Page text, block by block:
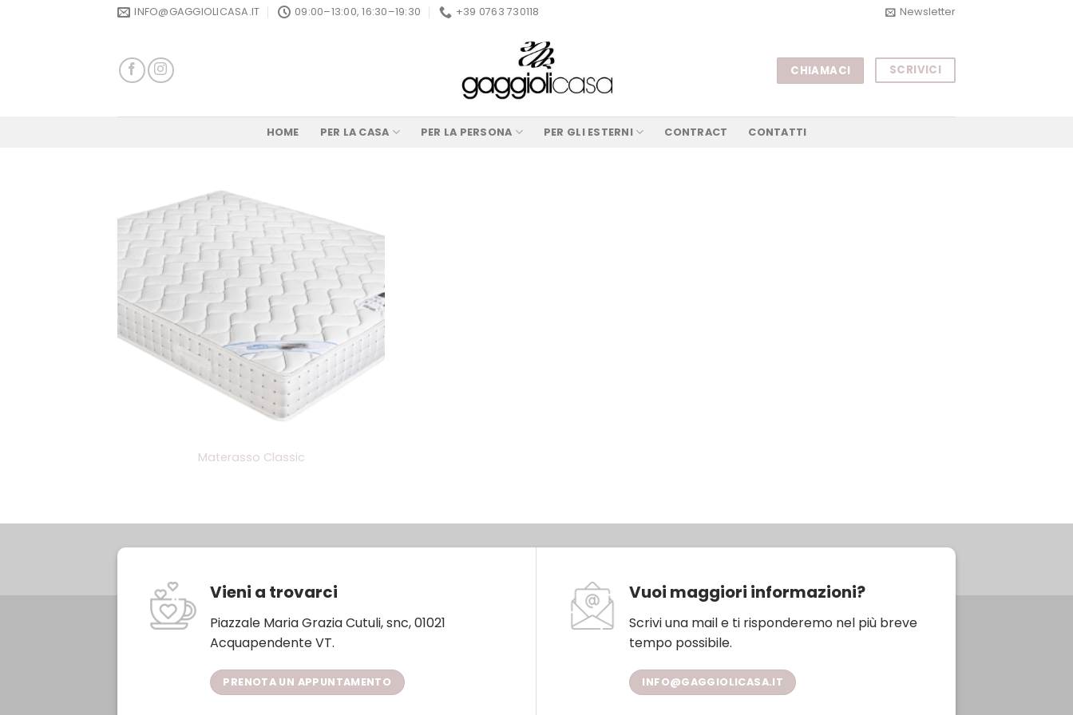
INFO@GAGGIOLICASA.IT 09:00–13:00, 16:30–19:30 +39 0763 730118 Newsletter
CHIAMACI SCRIVICI
HOME PER LA CASA PER LA PERSONA PER GLI ESTERNI CONTRACT CONTATTI
Materasso Classic
Vieni a trovarci
Piazzale Maria Grazia Cutuli, snc, 01021
Acquapendente VT.
PRENOTA UN APPUNTAMENTO
Vuoi maggiori informazioni?
Scrivi una mail e ti risponderemo nel più breve
tempo possibile.
INFO@GAGGIOLICASA.IT